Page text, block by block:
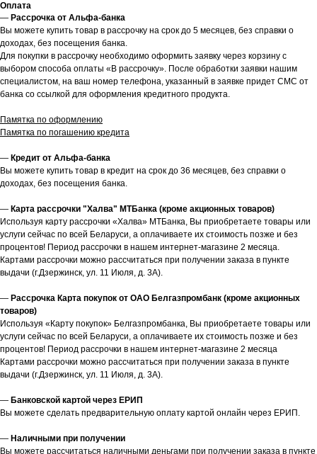
Оплата
— Рассрочка от Альфа-банка
Вы можете купить товар в рассрочку на срок до 5 месяцев, без справки о
доходах, без посещения банка.
Для покупки в рассрочку необходимо оформить заявку через корзину с
выбором способа оплаты «В рассрочку». После обработки заявки нашим
специалистом, на ваш номер телефона, указанный в заявке придет СМС от
банка со ссылкой для оформления кредитного продукта.
Памятка по оформлению
Памятка по погашению кредита
— Кредит от Альфа-банка
Вы можете купить товар в кредит на срок до 36 месяцев, без справки о
доходах, без посещения банка.
— Карта рассрочки "Халва" МТБанка (кроме акционных товаров)
Используя карту рассрочки «Халва» МТБанка, Вы приобретаете товары или
услуги сейчас по всей Беларуси, а оплачиваете их стоимость позже и без
процентов! Период рассрочки в нашем интернет-магазине 2 месяца.
Картами рассрочки можно рассчитаться при получении заказа в пункте
выдачи (г.Дзержинск, ул. 11 Июля, д. 3А).
— Рассрочка Карта покупок от ОАО Белгазпромбанк (кроме акционных
товаров)
Используя «Карту покупок» Белгазпромбанка, Вы приобретаете товары или
услуги сейчас по всей Беларуси, а оплачиваете их стоимость позже и без
процентов! Период рассрочки в нашем интернет-магазине 2 месяца
Картами рассрочки можно рассчитаться при получении заказа в пункте
выдачи (г.Дзержинск, ул. 11 Июля, д. 3А).
— Банковской картой через ЕРИП
Вы можете сделать предварительную оплату картой онлайн через ЕРИП.
— Наличными при получении
Вы можете рассчитаться наличными деньгами при получении заказа в пункте